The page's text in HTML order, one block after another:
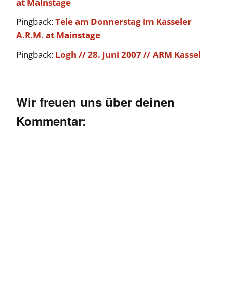
at Mainstage
Pingback:Tele am Donnerstag im Kasseler
A.R.M. at Mainstage
Pingback: Logh // 28. Juni 2007 // ARM Kassel
Wir freuen uns über deinen
Kommentar: